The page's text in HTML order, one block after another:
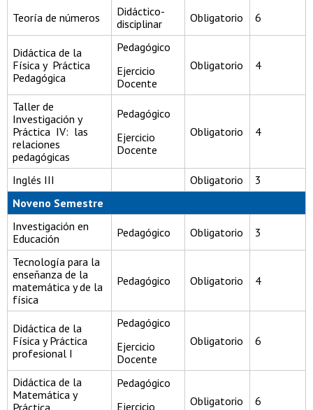
Teoría de números
Didáctico-
disciplinar
Obligatorio 6
Didáctica de la
Física y Práctica
Pedagógica
Pedagógico
Ejercicio
Docente
Obligatorio 4
Taller de
Investigación y
Práctica IV: las
relaciones
pedagógicas
Pedagógico
Ejercicio
Docente
Obligatorio 4
Inglés III Obligatorio
3
Noveno Semestre
Investigación en
Educación
Pedagógico Obligatorio 3
Tecnología para la
enseñanza de la
matemática y de la
física
Pedagógico Obligatorio 4
Didáctica de la
Física y Práctica
profesional I
Pedagógico
Ejercicio
Docente
Obligatorio 6
Didáctica de la
Matemática y
Pedagógico
Ejercicio
Obligatorio 6